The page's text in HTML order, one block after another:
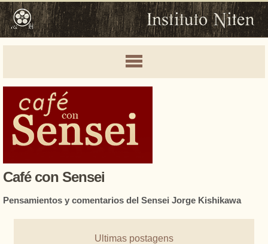
Café con Sensei
Pensamientos y comentarios del Sensei Jorge Kishikawa
Ultimas postagens